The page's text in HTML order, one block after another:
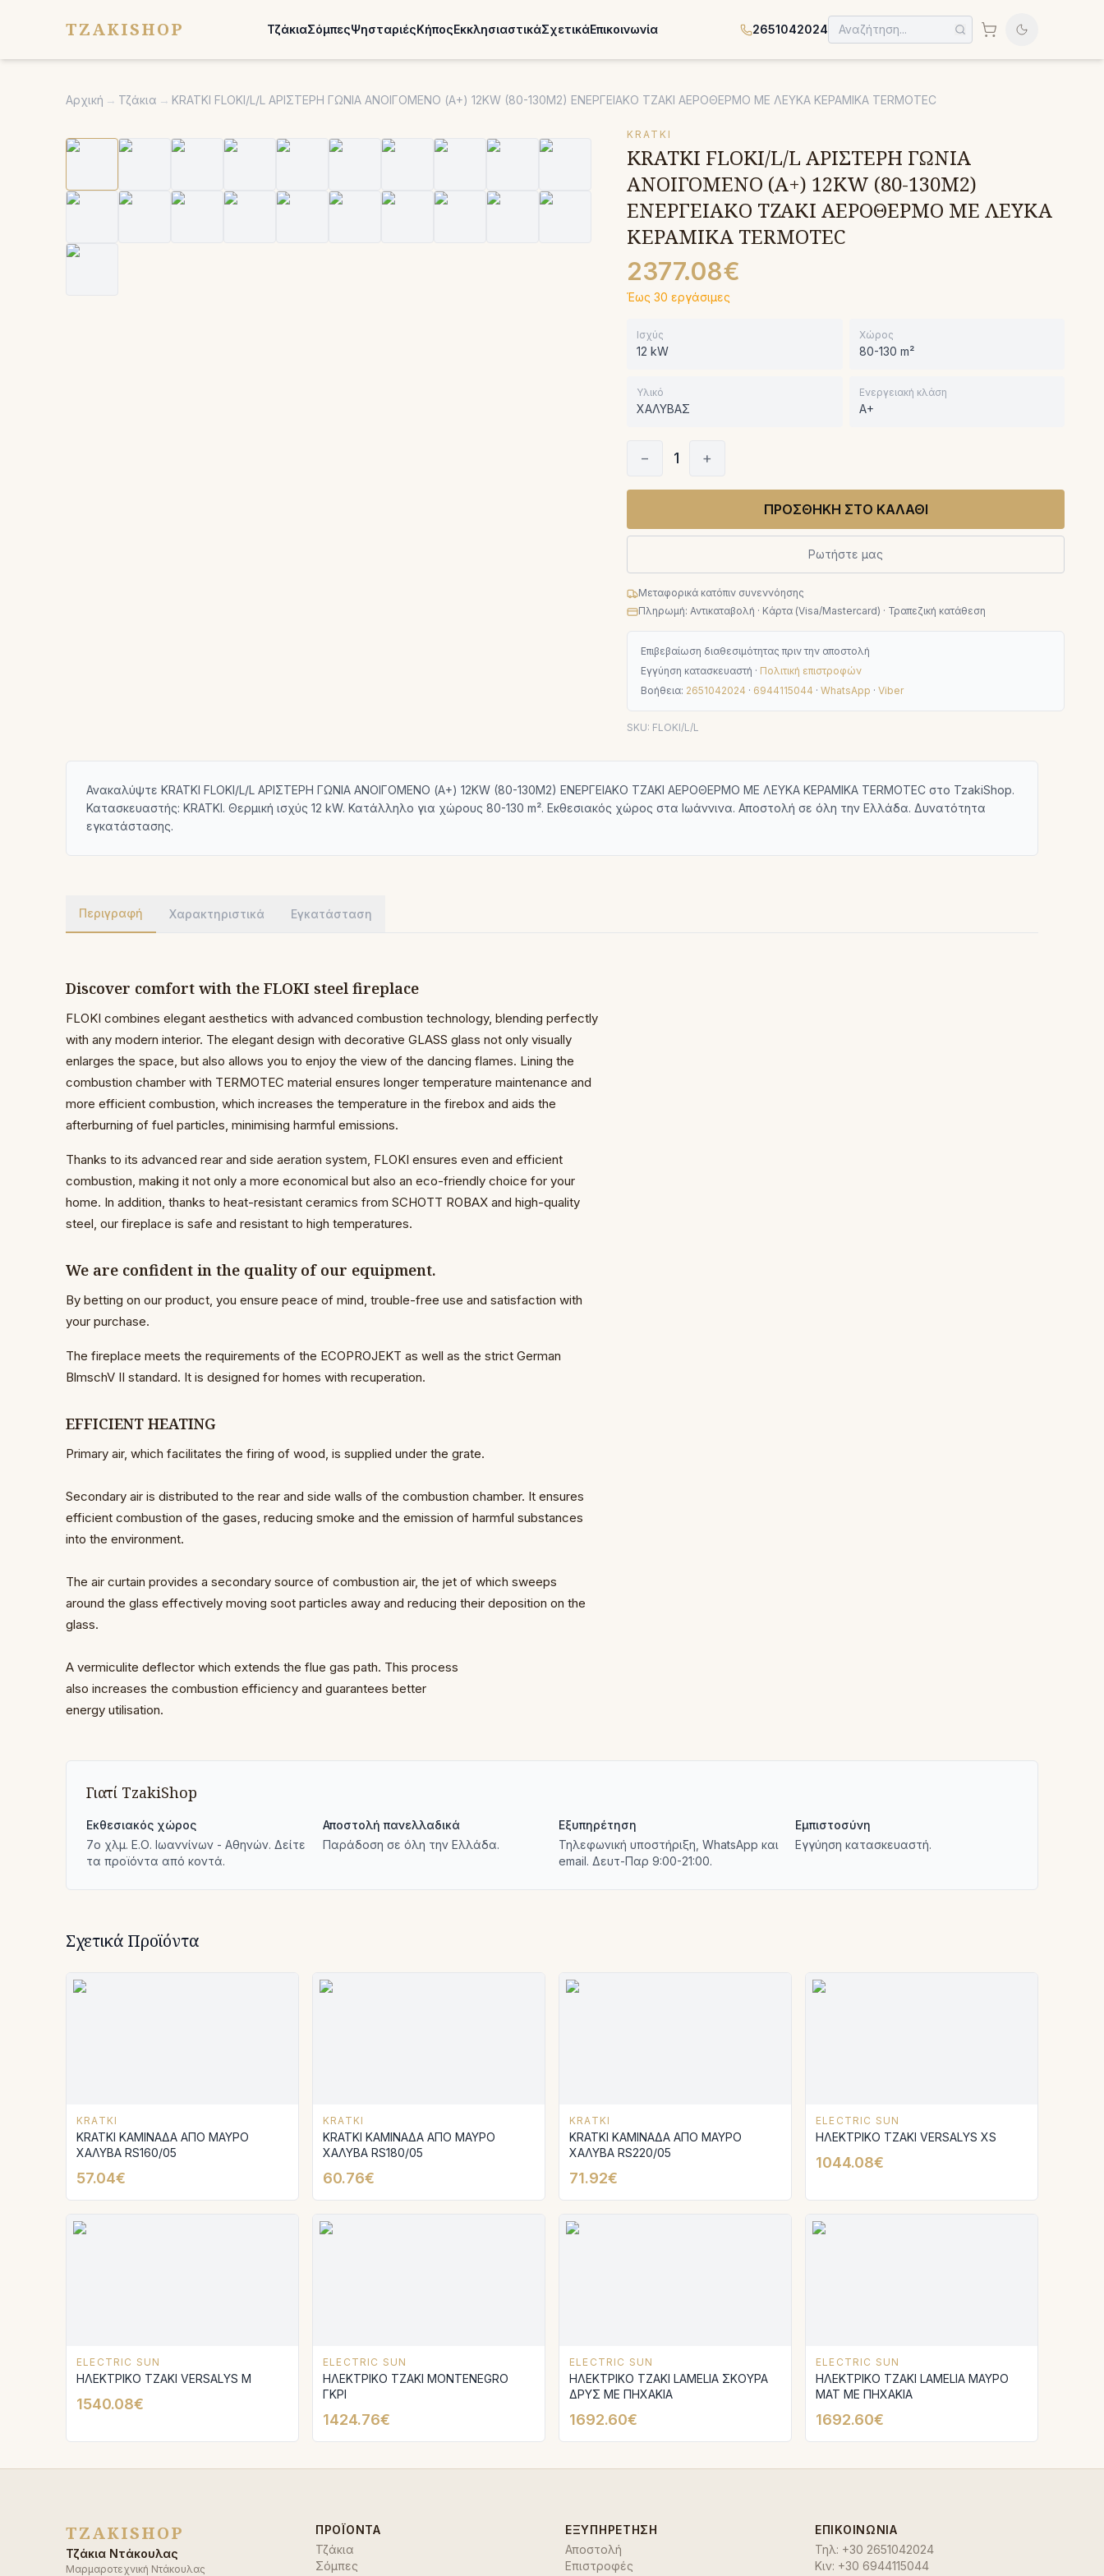
TZAKISHOP ΤζάκιαΣόμπεςΨησταριέςΚήποςΕκκλησιαστικάΣχετικάΕπικοινωνία 2651042024
Αρχική → Τζάκια → KRATKI FLOKI/L/L ΑΡΙΣΤΕΡΗ ΓΩΝΙΑ ΑΝΟΙΓΟΜΕΝΟ (A+) 12KW (80-130M2) ΕΝΕΡΓΕΙΑΚΟ ΤΖΑΚΙ ΑΕΡΟΘΕΡΜΟ ΜΕ ΛΕΥΚΑ ΚΕΡΑΜΙΚΑ TERMOTEC
KRATKI
KRATKI FLOKI/L/L ΑΡΙΣΤΕΡΗ ΓΩΝΙΑ
ΑΝΟΙΓΟΜΕΝΟ (A+) 12KW (80-130M2)
ΕΝΕΡΓΕΙΑΚΟ ΤΖΑΚΙ ΑΕΡΟΘΕΡΜΟ ΜΕ ΛΕΥΚΑ
ΚΕΡΑΜΙΚΑ TERMOTEC
2377.08€
Έως 30 εργάσιμες
Ισχύς
12 kW
Χώρος
80-130 m²
Υλικό
ΧΑΛΥΒΑΣ
Ενεργειακή κλάση
A+
− 1 +
ΠΡΟΣΘΗΚΗ ΣΤΟ ΚΑΛΑΘΙ
Ρωτήστε μας
Μεταφορικά κατόπιν συνεννόησης
Πληρωμή: Αντικαταβολή · Κάρτα (Visa/Mastercard) · Τραπεζική κατάθεση
Επιβεβαίωση διαθεσιμότητας πριν την αποστολή
Εγγύηση κατασκευαστή · Πολιτική επιστροφών
Βοήθεια: 2651042024 · 6944115044 · WhatsApp · Viber
SKU: FLOKI/L/L
Ανακαλύψτε KRATKI FLOKI/L/L ΑΡΙΣΤΕΡΗ ΓΩΝΙΑ ΑΝΟΙΓΟΜΕΝΟ (A+) 12KW (80-130M2) ΕΝΕΡΓΕΙΑΚΟ ΤΖΑΚΙ ΑΕΡΟΘΕΡΜΟ ΜΕ ΛΕΥΚΑ ΚΕΡΑΜΙΚΑ TERMOTEC στο TzakiShop.
Κατασκευαστής: KRATKI. Θερμική ισχύς 12 kW. Κατάλληλο για χώρους 80-130 m². Εκθεσιακός χώρος στα Ιωάννινα. Αποστολή σε όλη την Ελλάδα. Δυνατότητα
εγκατάστασης.
Περιγραφή Χαρακτηριστικά Εγκατάσταση
Discover comfort with the FLOKI steel fireplace
FLOKI combines elegant aesthetics with advanced combustion technology, blending perfectly
with any modern interior. The elegant design with decorative GLASS glass not only visually
enlarges the space, but also allows you to enjoy the view of the dancing flames. Lining the
combustion chamber with TERMOTEC material ensures longer temperature maintenance and
more efficient combustion, which increases the temperature in the firebox and aids the
afterburning of fuel particles, minimising harmful emissions.
Thanks to its advanced rear and side aeration system, FLOKI ensures even and efficient
combustion, making it not only a more economical but also an eco-friendly choice for your
home. In addition, thanks to heat-resistant ceramics from SCHOTT ROBAX and high-quality
steel, our fireplace is safe and resistant to high temperatures.
We are confident in the quality of our equipment.
By betting on our product, you ensure peace of mind, trouble-free use and satisfaction with
your purchase.
The fireplace meets the requirements of the ECOPROJEKT as well as the strict German
BlmschV II standard. It is designed for homes with recuperation.
EFFICIENT HEATING
Primary air, which facilitates the firing of wood, is supplied under the grate.
Secondary air is distributed to the rear and side walls of the combustion chamber. It ensures
efficient combustion of the gases, reducing smoke and the emission of harmful substances
into the environment.
The air curtain provides a secondary source of combustion air, the jet of which sweeps
around the glass effectively moving soot particles away and reducing their deposition on the
glass.
A vermiculite deflector which extends the flue gas path. This process
also increases the combustion efficiency and guarantees better
energy utilisation.
Γιατί TzakiShop
Εκθεσιακός χώρος
7ο χλμ. Ε.Ο. Ιωαννίνων - Αθηνών. Δείτε
τα προϊόντα από κοντά.
Αποστολή πανελλαδικά
Παράδοση σε όλη την Ελλάδα.
Εξυπηρέτηση
Τηλεφωνική υποστήριξη, WhatsApp και
email. Δευτ-Παρ 9:00-21:00.
Εμπιστοσύνη
Εγγύηση κατασκευαστή.
Σχετικά Προϊόντα
KRATKI
KRATKI ΚΑΜΙΝΑΔΑ ΑΠΟ ΜΑΥΡΟ
ΧΑΛΥΒΑ RS160/05
57.04€
KRATKI
KRATKI ΚΑΜΙΝΑΔΑ ΑΠΟ ΜΑΥΡΟ
ΧΑΛΥΒΑ RS180/05
60.76€
KRATKI
KRATKI ΚΑΜΙΝΑΔΑ ΑΠΟ ΜΑΥΡΟ
ΧΑΛΥΒΑ RS220/05
71.92€
ELECTRIC SUN
ΗΛΕΚΤΡΙΚΟ ΤΖΑΚΙ VERSALYS XS
1044.08€
ELECTRIC SUN
ΗΛΕΚΤΡΙΚΟ ΤΖΑΚΙ VERSALYS Μ
1540.08€
ELECTRIC SUN
ΗΛΕΚΤΡΙΚΟ ΤΖΑΚΙ MONTENEGRO
ΓΚΡΙ
1424.76€
ELECTRIC SUN
ΗΛΕΚΤΡΙΚΟ ΤΖΑΚΙ LAMELIA ΣΚΟΥΡΑ
ΔΡΥΣ ΜΕ ΠΗΧΑΚΙΑ
1692.60€
ELECTRIC SUN
ΗΛΕΚΤΡΙΚΟ ΤΖΑΚΙ LAMELIA ΜΑΥΡΟ
ΜΑΤ ΜΕ ΠΗΧΑΚΙΑ
1692.60€
TZAKISHOP
Τζάκια Ντάκουλας
Μαρμαροτεχνική Ντάκουλας
ΠΡΟΪΌΝΤΑ
Τζάκια
Σόμπες
ΕΞΥΠΗΡΈΤΗΣΗ
Αποστολή
Επιστροφές
ΕΠΙΚΟΙΝΩΝΊΑ
Τηλ: +30 2651042024
Κιν: +30 6944115044